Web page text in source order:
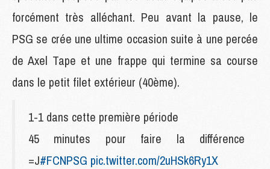
forcément très alléchant. Peu avant la pause, le
PSG se crée une ultime occasion suite à une percée
de Axel Tape et une frappe qui termine sa course
dans le petit filet extérieur (40ème).
1-1 dans cette première période
45 minutes pour faire la différence
=J#FCNPSG pic.twitter.com/2uHSk6Ry1X